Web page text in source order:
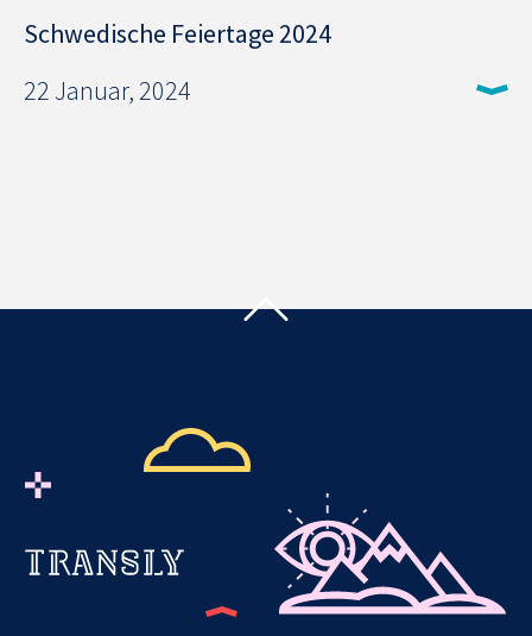
Schwedische Feiertage 2024
22 Januar, 2024